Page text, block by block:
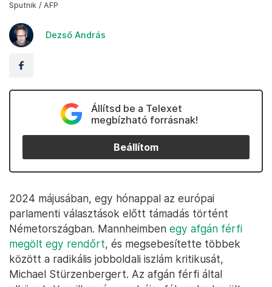
Sputnik / AFP
Dezső András
Állítsd be a Telexet
megbízható forrásnak!
Beállítom
2024 májusában, egy hónappal az európai
parlamenti választások előtt támadás történt
Németországban. Mannheimben egy afgán férfi
megölt egy rendőrt, és megsebesítette többek
között a radikális jobboldali iszlám kritikusát,
Michael Stürzenbergert. Az afgán férfi által